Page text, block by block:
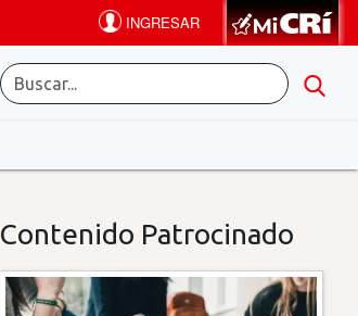
Contenido Patrocinado